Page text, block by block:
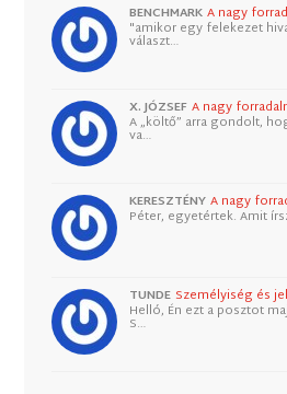
BENCHMARK A nagy
"amikor egy felekezet
választ…
X. JÓZSEF A nagy
A „költő” arra gondolt,
va…
KERESZTÉNY A nagy
Péter, egyetértek. Amit
TUNDE Személyiség és
Helló, Én ezt a posztot
S…